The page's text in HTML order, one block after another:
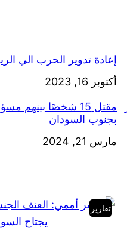
إعادة تدوير الحرب الي
التاريخ
أكتوبر 16, 2023
مقتل 15 شخصًا
بجنوب السودان
التاريخ
مارس 21, 2024
تقارير